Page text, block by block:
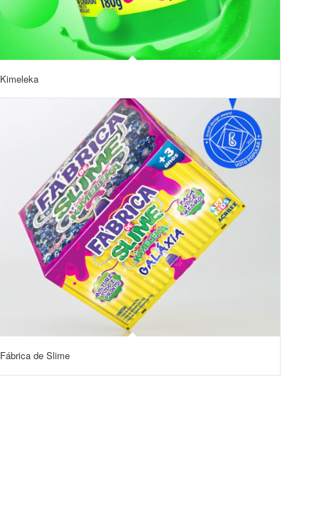
Kimeleka
Fábrica de Slime